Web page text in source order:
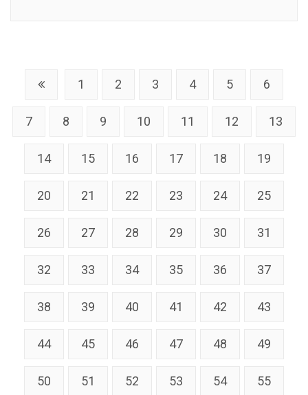
1 2 3 4 5 6
7 8 9 10 11 12 13
14 15 16 17 18 19
20 21 22 23 24 25
26 27 28 29 30 31
32 33 34 35 36 37
38 39 40 41 42 43
44 45 46 47 48 49
50 51 52 53 54 55